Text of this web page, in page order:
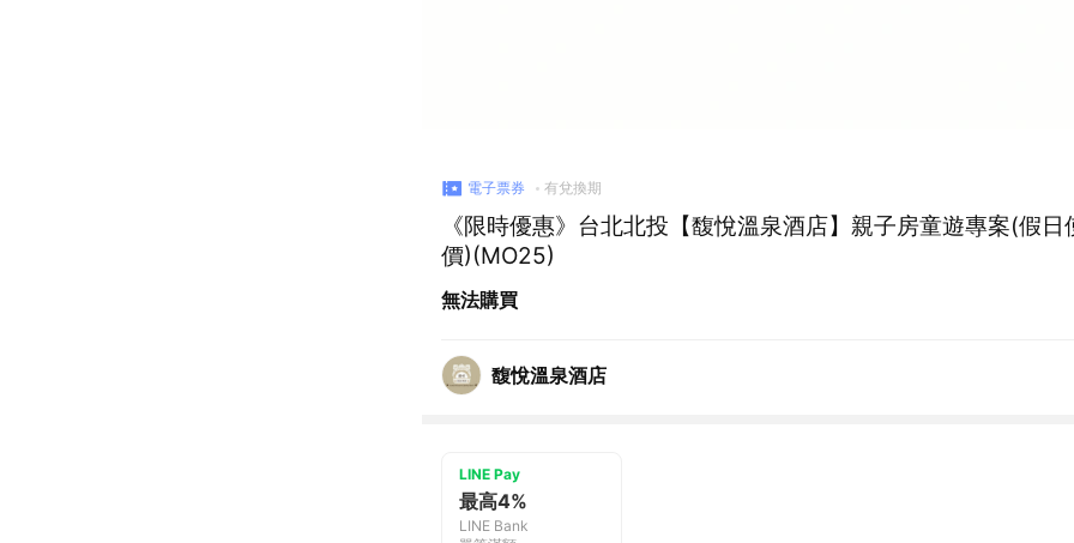
電子票券 有兌換期
《限時優惠》台北北投【馥悅溫泉酒店】親子房童遊專案(假日
價)(MO25)
無法購買
馥悅溫泉酒店
LINE Pay
最高4%
LINE Bank